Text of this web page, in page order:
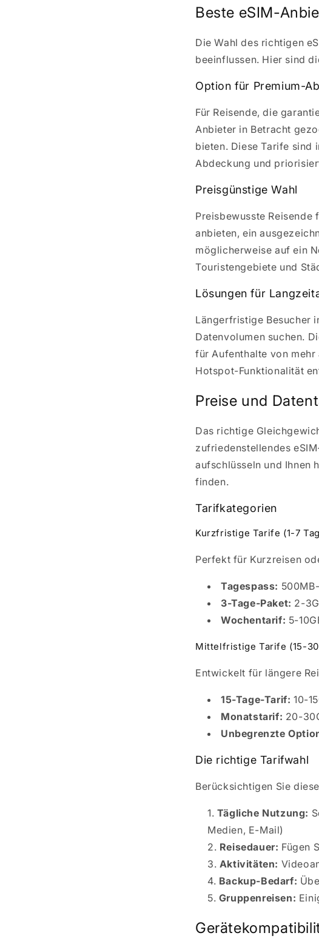
Beste eSIM-
Die Wahl des richtigen
beeinflussen. Hier sind
Option für Premium-
Für Reisende, die
Anbieter in Betracht
bieten. Diese Tarife sind
Abdeckung und
Preisgünstige Wahl
Preisbewusste
anbieten, ein
möglicherweise auf ein
Touristengebiete und
Lösungen für
Längerfristige Besucher
Datenvolumen suchen.
für Aufenthalte von
Hotspot-Funktionalität
Preise und
Das richtige
zufriedenstellendes
aufschlüsseln und Ihnen
finden.
Tarifkategorien
Kurzfristige Tarife (1-7
Perfekt für Kurzreisen
Tagespass:
3-Tage-Paket: 2-
Wochentarif: 5-
Mittelfristige Tarife (15-30
Entwickelt für längere
15-Tage-Tarif: 10-
Monatstarif: 20-
Unbegrenzte
Die richtige Tarifwahl
Berücksichtigen Sie
Tägliche Nutzung:
Medien, E-Mail)
Reisedauer: Fügen
Aktivitäten:
Backup-Bedarf:
Gruppenreisen: